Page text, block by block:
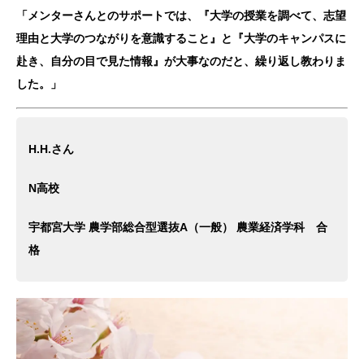
「メンターさんとのサポートでは、『大学の授業を調べて、志望
理由と大学のつながりを意識すること』と『大学のキャンパスに
赴き、自分の目で見た情報』が大事なのだと、繰り返し教わりま
した。」
H.H.さん
N高校
宇都宮大学 農学部総合型選抜A（一般） 農業経済学科 合
格